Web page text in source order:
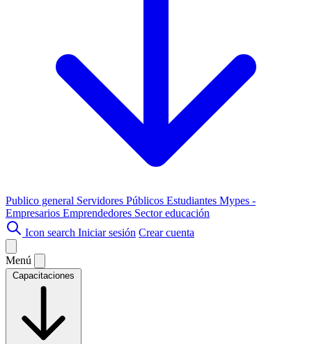
Publico general Servidores Públicos Estudiantes Mypes -
Empresarios Emprendedores Sector educación
Icon search Iniciar sesión Crear cuenta
Menú
Capacitaciones